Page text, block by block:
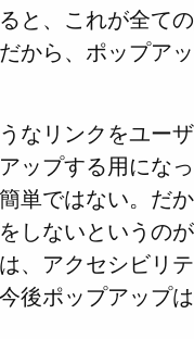
と、これが全て
から、ポップア
なリンクをユー
ップする用にな
単ではない。だ
しないというの
、アクセシビリ
後ポップアップは